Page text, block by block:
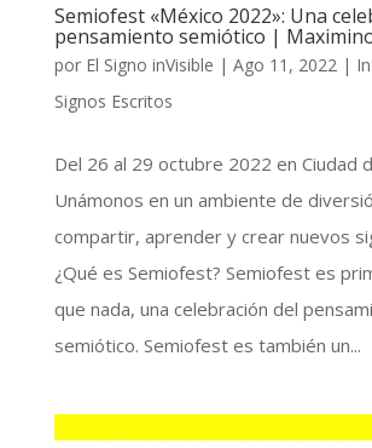
Semiofest «México 2022»: Una
pensamiento semiótico |
por El Signo inVisible | Ago 11, 2022|
Signos Escritos
Del 26 al 29 octubre 2022 en Ciudad
Unámonos en un ambiente de
compartir, aprender y crear nuevos
¿Qué es Semiofest? Semiofest es
que nada, una celebración del
semiótico. Semiofest es también un...